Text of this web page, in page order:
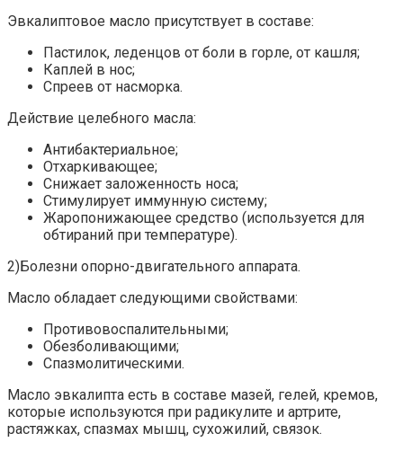
Эвкалиптовое масло присутствует в составе:
Пастилок, леденцов от боли в горле, от кашля;
Каплей в нос;
Спреев от насморка.
Действие целебного масла:
Антибактериальное;
Отхаркивающее;
Снижает заложенность носа;
Стимулирует иммунную систему;
Жаропонижающее средство (используется для
обтираний при температуре).
2)Болезни опорно-двигательного аппарата.
Масло обладает следующими свойствами:
Противовоспалительными;
Обезболивающими;
Спазмолитическими.
Масло эвкалипта есть в составе мазей, гелей, кремов,
которые используются при радикулите и артрите,
растяжках, спазмах мышц, сухожилий, связок.